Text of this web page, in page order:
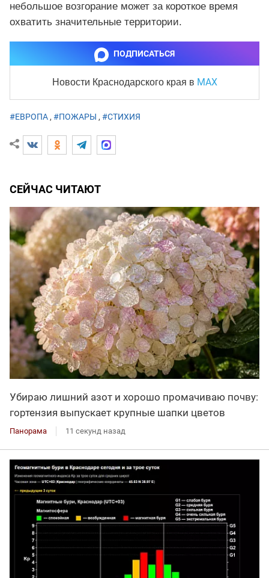
небольшое возгорание может за короткое время
охватить значительные территории.
ПОДПИСАТЬСЯ
Новости Краснодарского края в MAX
#ЕВРОПА, #ПОЖАРЫ , #СТИХИЯ
СЕЙЧАС ЧИТАЮТ
Убираю лишний азот и хорошо промачиваю почву:
гортензия выпускает крупные шапки цветов
Панорама 11 секунд назад